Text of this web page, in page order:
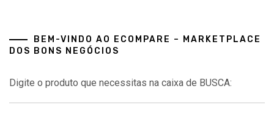
BEM-VINDO AO ECOMPARE – MARKETPLACE
DOS BONS NEGÓCIOS
Digite o produto que necessitas na caixa de BUSCA: